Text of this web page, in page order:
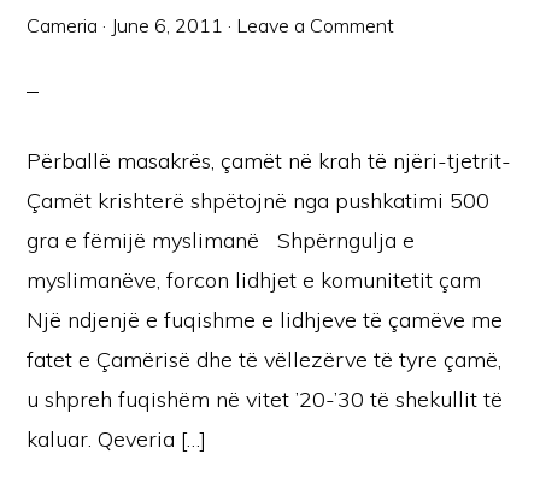
Cameria · June 6, 2011 · Leave a Comment
Përballë masakrës, çamët në krah të njëri-tjetrit-
Çamët krishterë shpëtojnë nga pushkatimi 500
gra e fëmijë myslimanë Shpërngulja e
myslimanëve, forcon lidhjet e komunitetit çam
Një ndjenjë e fuqishme e lidhjeve të çamëve me
fatet e Çamërisë dhe të vëllezërve të tyre çamë,
u shpreh fuqishëm në vitet ’20-’30 të shekullit të
kaluar. Qeveria […]